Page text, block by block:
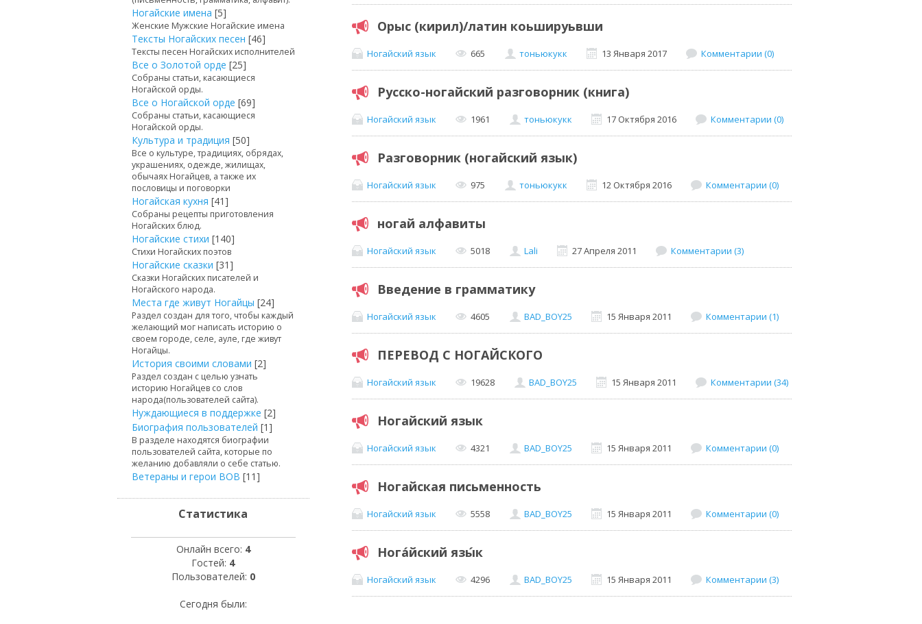
Орыс (кирил)/латин коьшируьвши
Ногайский язык 665 тоньюкукк 13 Января 2017 Комментарии (0)
Русско-ногайский разговорник (книга)
Ногайский язык 1961 тоньюкукк 17 Октября 2016 Комментарии (0)
Разговорник (ногайский язык)
Ногайский язык 975 тоньюкукк 12 Октября 2016 Комментарии (0)
ногай алфавиты
Ногайский язык 5018 Lali 27 Апреля 2011 Комментарии (3)
Введение в грамматику
Ногайский язык 4605 BAD_BOY25 15 Января 2011 Комментарии (1)
ПЕРЕВОД С НОГАЙСКОГО
Ногайский язык 19628 BAD_BOY25 15 Января 2011 Комментарии (34)
Ногайский язык
Ногайский язык 4321 BAD_BOY25 15 Января 2011 Комментарии (0)
Ногайская письменность
Ногайский язык 5558 BAD_BOY25 15 Января 2011 Комментарии (0)
Нога́йский язы́к
Ногайский язык 4296 BAD_BOY25 15 Января 2011 Комментарии (3)
Ногайские имена [5]
Женские Мужские Ногайские имена
Тексты Ногайских песен [46]
Тексты песен Ногайских исполнителей
Все о Золотой орде [25]
Собраны статьи, касающиеся
Ногайской орды.
Все о Ногайской орде [69]
Собраны статьи, касающиеся
Ногайской орды.
Культура и традиция [50]
Все о культуре, традициях, обрядах,
украшениях, одежде, жилищах,
обычаях Ногайцев, а также их
пословицы и поговорки
Ногайская кухня [41]
Собраны рецепты приготовления
Ногайских блюд.
Ногайские стихи [140]
Стихи Ногайских поэтов
Ногайские сказки [31]
Сказки Ногайских писателей и
Ногайского народа.
Места где живут Ногайцы [24]
Раздел создан для того, чтобы каждый
желающий мог написать историю о
своем городе, селе, ауле, где живут
Ногайцы.
История своими словами [2]
Раздел создан с целью узнать
историю Ногайцев со слов
народа(пользователей сайта).
Нуждающиеся в поддержке [2]
Биография пользователей [1]
В разделе находятся биографии
пользователей сайта, которые по
желанию добавляли о себе статью.
Ветераны и герои ВОВ [11]
Статистика
Онлайн всего: 4
Гостей: 4
Пользователей: 0
Сегодня были: